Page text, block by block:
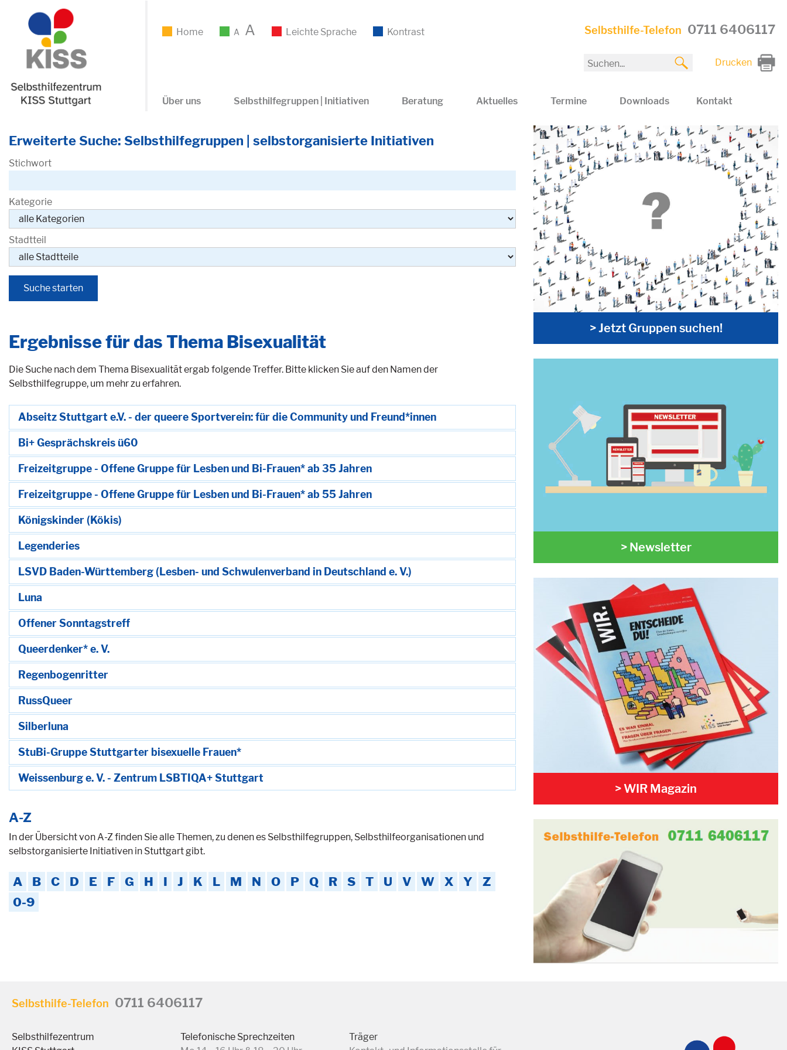
Home A A Leichte Sprache Kontrast Selbsthilfe-Telefon 0711 6406117
Drucken
Über uns Selbsthilfegruppen | Initiativen Beratung Aktuelles Termine Downloads Kontakt
Erweiterte Suche: Selbsthilfegruppen | selbstorganisierte Initiativen
Stichwort
Kategorie
Stadtteil
Ergebnisse für das Thema Bisexualität
Die Suche nach dem Thema Bisexualität ergab folgende Treffer. Bitte klicken Sie auf den Namen der
Selbsthilfegruppe, um mehr zu erfahren.
Abseitz Stuttgart e.V. - der queere Sportverein: für die Community und Freund*innen
Bi+ Gesprächskreis ü60
Freizeitgruppe - Offene Gruppe für Lesben und Bi-Frauen* ab 35 Jahren
Freizeitgruppe - Offene Gruppe für Lesben und Bi-Frauen* ab 55 Jahren
Königskinder (Kökis)
Legenderies
LSVD Baden-Württemberg (Lesben- und Schwulenverband in Deutschland e. V.)
Luna
Offener Sonntagstreff
Queerdenker* e. V.
Regenbogenritter
RussQueer
Silberluna
StuBi-Gruppe Stuttgarter bisexuelle Frauen*
Weissenburg e. V. - Zentrum LSBTIQA+ Stuttgart
A-Z
In der Übersicht von A-Z finden Sie alle Themen, zu denen es Selbsthilfegruppen, Selbsthilfeorganisationen und
selbstorganisierte Initiativen in Stuttgart gibt.
A B C D E F G H I J K L M N O P Q R S T U V W X Y
Z
0-9
> Jetzt Gruppen suchen!
> Newsletter
> WIR Magazin
Selbsthilfe-Telefon 0711 6406117
Selbsthilfezentrum
Telefonische Sprechzeiten
Träger